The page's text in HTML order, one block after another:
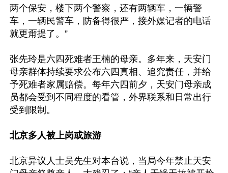
两个保安，楼下两个警察，还有两辆车，一辆警
车，一辆民警车，防备得很严，接外媒记者的电话
就更甭提了。”
张先玲是六四死难者王楠的母亲。多年来，天安门
母亲群体持续要求公布六四真相、追究责任，并给
予死难者家属赔偿。每年六四前夕，天安门母亲成
员都会受到不同程度的看管，外界联系和日常出行
受到限制。
北京多人被上岗或旅游
北京异议人士吴先生对本台说，当局今年禁止天安